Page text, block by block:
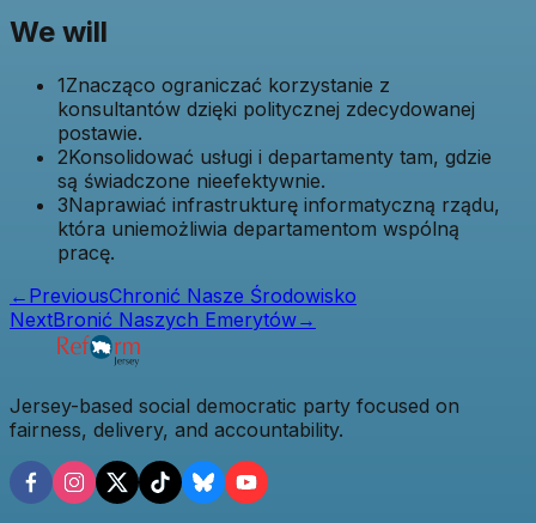
We will
1Znacząco ograniczać korzystanie z
konsultantów dzięki politycznej zdecydowanej
postawie.
2Konsolidować usługi i departamenty tam, gdzie
są świadczone nieefektywnie.
3Naprawiać infrastrukturę informatyczną rządu,
która uniemożliwia departamentom wspólną
pracę.
← PreviousChronić Nasze Środowisko
NextBronić Naszych Emerytów→
Jersey-based social democratic party focused on
fairness, delivery, and accountability.